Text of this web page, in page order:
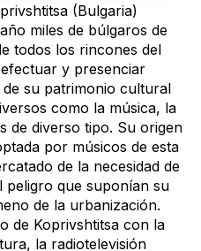
(Bulgaria)
miles de búlgaros de
todos los rincones del
y presenciar
su patrimonio cultural
como la música, la
de diverso tipo. Su origen
por músicos de esta
de la necesidad de
que suponían su
de la urbanización.
de Koprivshtitsa con la
la radiotelevisión